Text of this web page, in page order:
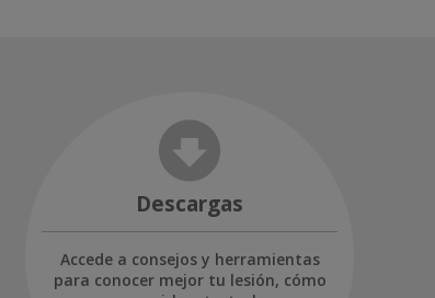
Descargas
Accede a consejos y herramientas
para conocer mejor tu lesión, cómo